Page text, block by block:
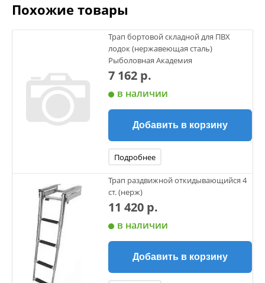
Похожие товары
Трап бортовой складной для ПВХ
лодок (нержавеющая сталь)
Рыболовная Академия
7 162 р.
в наличии
Добавить в корзину
Подробнее
Трап раздвижной откидывающийся 4
ст. (нерж)
11 420 р.
в наличии
Добавить в корзину